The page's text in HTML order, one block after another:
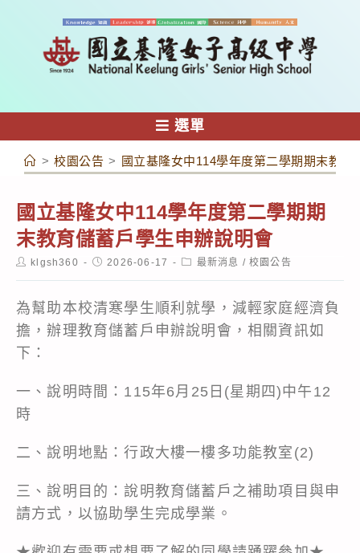
容
選單
> 校園公告 > 國立基隆女中114學年度第二學期期末教育
國立基隆女中114學年度第二學期期
末教育儲蓄戶學生申辦說明會
Postklgsh360
Post2026-06-17
Post最新消息 / 校園公告
為幫助本校清寒學生順利就學，減輕家庭經濟負
擔，辦理教育儲蓄戶申辦說明會，相關資訊如
下：
一、說明時間：115年6月25日(星期四)中午12
時
二、說明地點：行政大樓一樓多功能教室(2)
三、說明目的：說明教育儲蓄戶之補助項目與申
請方式，以協助學生完成學業。